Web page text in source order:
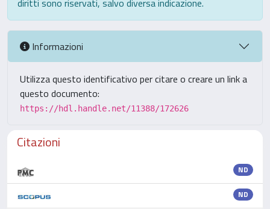
diritti sono riservati, salvo diversa indicazione.
Informazioni
Utilizza questo identificativo per citare o creare un link a
questo documento:
https://hdl.handle.net/11388/172626
Citazioni
ND
ND